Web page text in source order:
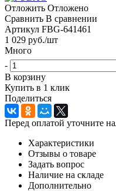
Отложить Отложено
Сравнить В сравнении
Артикул FBG-641461
1 029 руб./шт
Много
-
В корзину
Купить в 1 клик
Поделиться
Перед оплатой уточните
Характеристики
Отзывы о товаре
Задать вопрос
Наличие на складе
Дополнительно